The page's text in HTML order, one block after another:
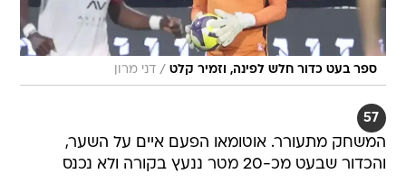
ספר בעט כדור חלש לפינה, וזמיר קלט / דני מרון
57
המשחק מתעורר. אוטומאו הפעם איים על השער,
והכדור שבעט מכ-20 מטר ננעץ בקורה ולא נכנס